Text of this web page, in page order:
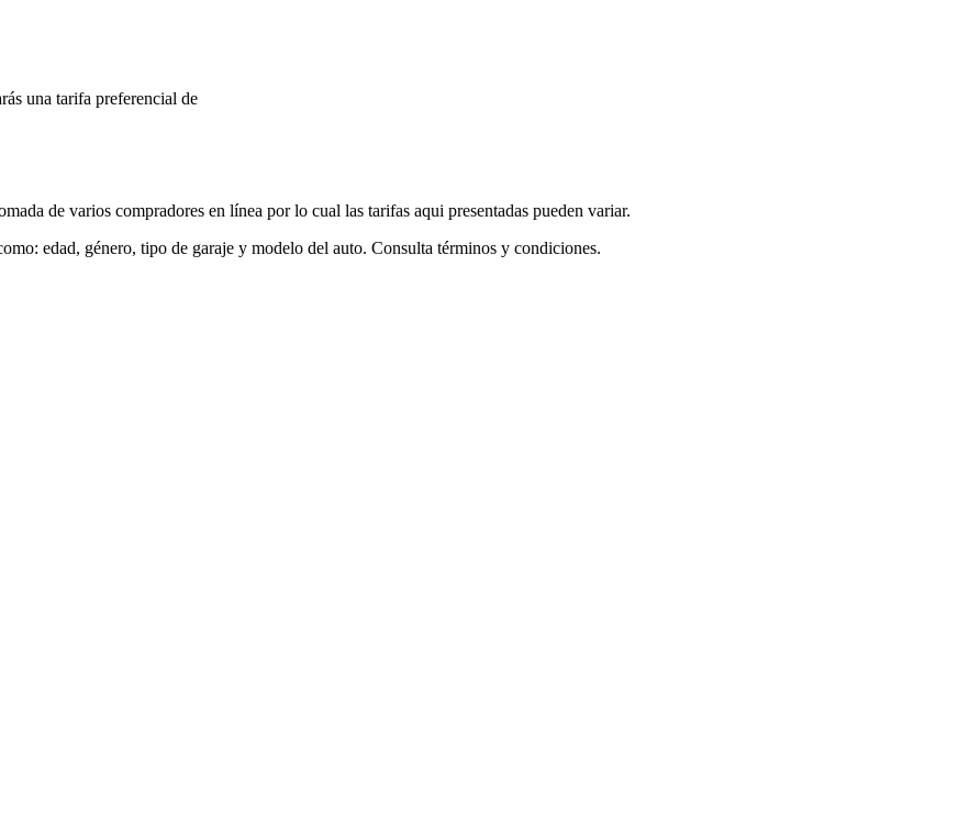
una tarifa preferencial de
de varios compradores en línea por lo cual las tarifas aqui presentadas pueden variar.
edad, género, tipo de garaje y modelo del auto. Consulta términos y condiciones.